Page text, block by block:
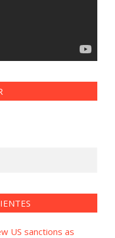
US sanctions as